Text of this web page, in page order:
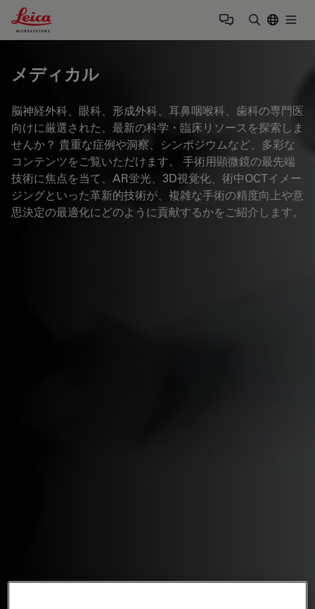
Leica Microsystems Logo
メディカル
脳神経外科、眼科、形成外科、耳鼻咽喉科、歯科の専門医
向けに厳選された、最新の科学・臨床リソースを探索しま
せんか？ 貴重な症例や洞察、シンポジウムなど、多彩な
コンテンツをご覧いただけます。 手術用顕微鏡の最先端
技術に焦点を当て、AR蛍光、3D視覚化、術中OCTイメー
ジングといった革新的技術が、複雑な手術の精度向上や意
思決定の最適化にどのように貢献するかをご紹介します。